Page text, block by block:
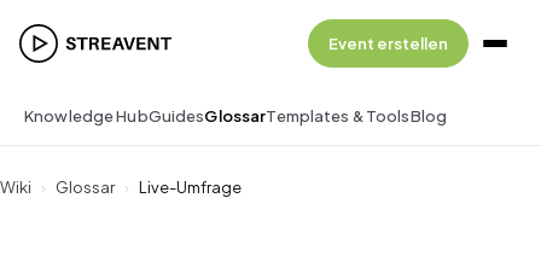
Event erstellen
Knowledge HubGuidesGlossarTemplates & ToolsBlog
Wiki › Glossar › Live-Umfrage